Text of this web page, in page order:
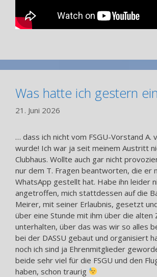
Was hatte ich gestern
21. Juni 2026
… dass ich nicht vom FSGU-Vorstand A.
wurde! Ich war ja seit meinem Austritt
Clubhaus. Wollte auch gar nicht
nur dem T. Fragen beantworten, die er
WhatsApp gestellt hat. Habe ihn leider
angetroffen, mich stattdessen auf die
Meirer, mit seiner Erlaubnis, gesetzt
über eine Stunde mit ihm über die alten
unterhalten, über das was wir so alles
bei der DASSU gebaut und organisiert
noch ich sind ja Ehrenmitglieder
beide sehr viel für die FSGU und den
haben, schon traurig